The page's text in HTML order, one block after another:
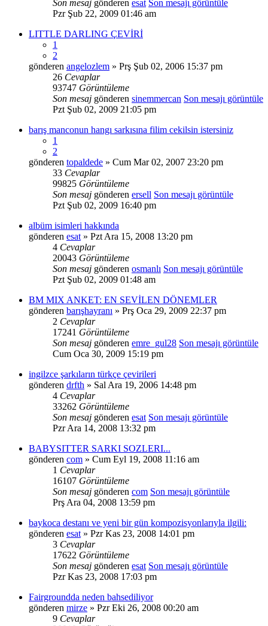
Son mesaj gönderen esat Son mesajı görüntüle
Pzr Şub 22, 2009 01:46 am
LITTLE DARLING ÇEVİRİ
1
2
gönderen angelozlem » Prş Şub 02, 2006 15:37 pm
26 Cevaplar
93747 Görüntüleme
Son mesaj gönderen sinemmercan Son mesajı görüntüle
Pzt Şub 02, 2009 21:05 pm
barış manconun hangı sarkısına filim cekilsin istersiniz
1
2
gönderen topaldede » Cum Mar 02, 2007 23:20 pm
33 Cevaplar
99825 Görüntüleme
Son mesaj gönderen ersell Son mesajı görüntüle
Pzt Şub 02, 2009 16:40 pm
albüm isimleri hakkında
gönderen esat » Pzt Ara 15, 2008 13:20 pm
4 Cevaplar
20043 Görüntüleme
Son mesaj gönderen osmanlı Son mesajı görüntüle
Pzt Şub 02, 2009 01:48 am
BM MIX ANKET: EN SEVİLEN DÖNEMLER
gönderen barışhayranı » Prş Oca 29, 2009 22:37 pm
2 Cevaplar
17241 Görüntüleme
Son mesaj gönderen emre_gul28 Son mesajı görüntüle
Cum Oca 30, 2009 15:19 pm
ingilzce şarkıların türkçe çevirileri
gönderen drfth » Sal Ara 19, 2006 14:48 pm
4 Cevaplar
33262 Görüntüleme
Son mesaj gönderen esat Son mesajı görüntüle
Pzr Ara 14, 2008 13:32 pm
BABYSITTER SARKI SOZLERI...
gönderen com » Cum Eyl 19, 2008 11:16 am
1 Cevaplar
16107 Görüntüleme
Son mesaj gönderen com Son mesajı görüntüle
Prş Ara 04, 2008 13:59 pm
baykoca destanı ve yeni bir gün kompozisyonlarıyla ilgili:
gönderen esat » Pzr Kas 23, 2008 14:01 pm
3 Cevaplar
17622 Görüntüleme
Son mesaj gönderen esat Son mesajı görüntüle
Pzr Kas 23, 2008 17:03 pm
Fairgroundda neden bahsediliyor
gönderen mirze » Pzr Eki 26, 2008 00:20 am
9 Cevaplar